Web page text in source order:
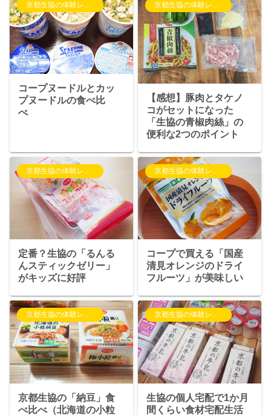
京都生協の体験レポート
コープヌードルとカッ
プヌードルの食べ比
べ
京都生協の体験レポート
【感想】豚肉とタケノ
コがセットになった
「生協の青椒肉絲」の
便利な2つのポイント
京都生協の体験レポート
定番？生協の「るんる
んスティックゼリー」
がキッズに好評
京都生協の体験レポート
コープで買える「国産
清見オレンジのドライ
フルーツ」が美味しい
京都生協の体験レポート
京都生協の「納豆」食
べ比べ（北海道の小粒
京都生協の体験レポート
生協の個人宅配で1か月
間くらい食材宅配生活